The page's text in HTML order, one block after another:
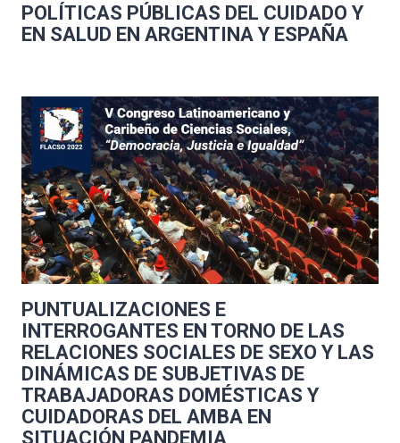
POLÍTICAS PÚBLICAS DEL CUIDADO Y
EN SALUD EN ARGENTINA Y ESPAÑA
PUNTUALIZACIONES E
INTERROGANTES EN TORNO DE LAS
RELACIONES SOCIALES DE SEXO Y LAS
DINÁMICAS DE SUBJETIVAS DE
TRABAJADORAS DOMÉSTICAS Y
CUIDADORAS DEL AMBA EN
SITUACIÓN PANDEMIA